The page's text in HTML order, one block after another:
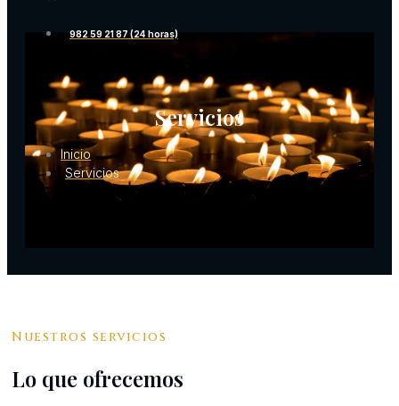
982 59 21 87 (24 horas)
Servicios
Inicio
Servicios
Nuestros servicios
Lo que ofrecemos